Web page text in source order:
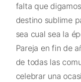
falta que
destino sublime
sea cual sea la
Pareja en fin de
de todas las
celebrar una